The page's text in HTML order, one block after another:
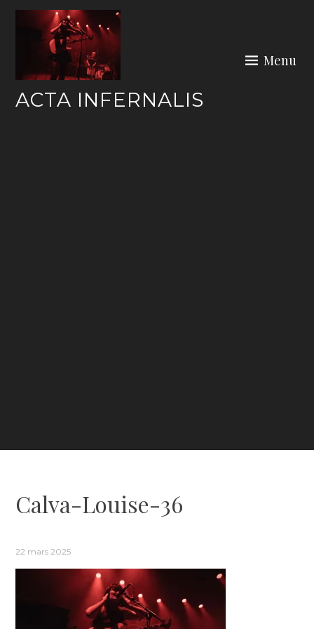
Skip
ACTA INFERNALIS
Menu
Calva-Louise-36
22 mars 2025